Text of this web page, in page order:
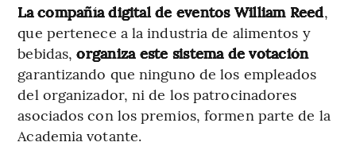
La compañía digital de eventos William Reed,
que pertenece a la industria de alimentos y
bebidas, organiza este sistema de votación
garantizando que ninguno de los empleados
del organizador, ni de los patrocinadores
asociados con los premios, formen parte de la
Academia votante.